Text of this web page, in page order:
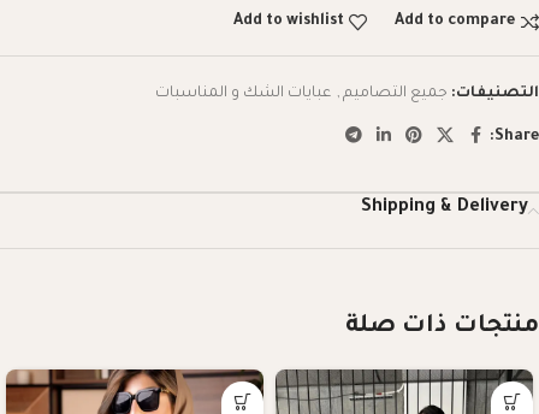
Add to compare
Add to wishlist
التصنيفات: جميع التصاميم , عبايات الشك و المناسبات
Share:
Shipping & Delivery
منتجات ذات صلة